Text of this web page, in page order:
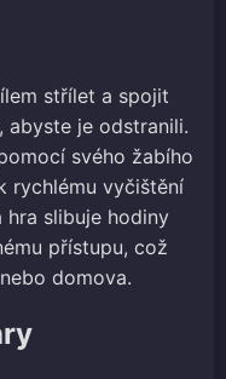
střílet a spojit
abyste je odstranili.
svého žabího
rychlému vyčištění
hra slibuje hodiny
přístupu, což
domova.